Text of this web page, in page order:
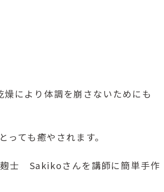
により体調を崩さないためにも
ても癒やされます。
士 Sakikoさんを講師に簡単手作